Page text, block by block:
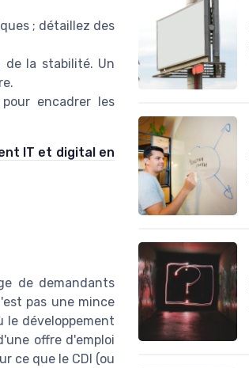
; détaillez des
de la stabilité. Un
encadrer les
IT et digital en
de demandants
pas une mince
le développement
offre d'emploi
ce que le CDI (ou